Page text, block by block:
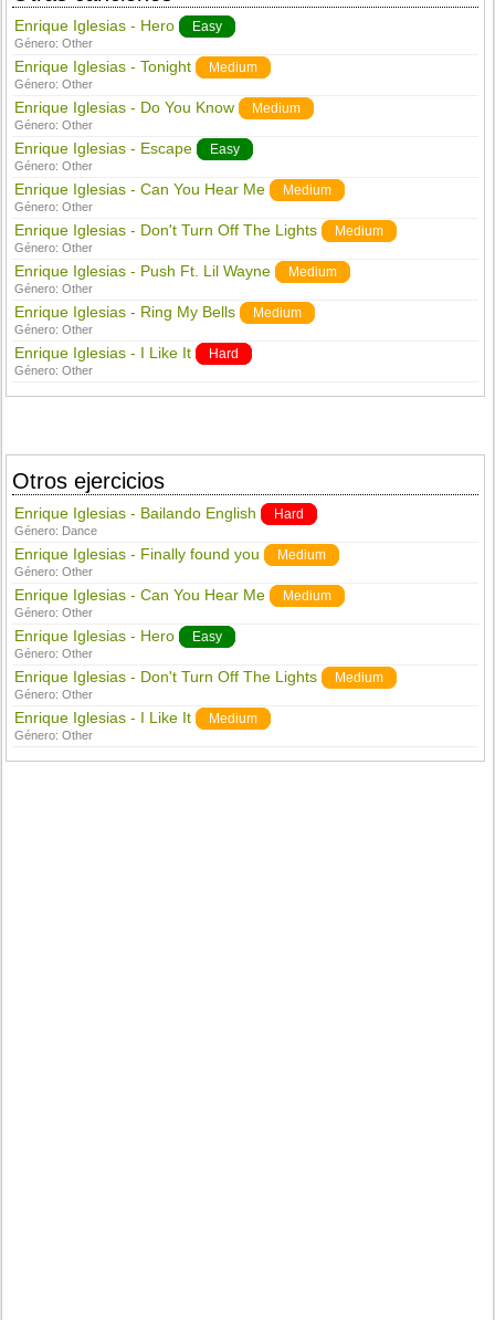
Enrique Iglesias - Hero Easy
Género:Other
Enrique Iglesias - Tonight Medium
Género:Other
Enrique Iglesias - Do You Know Medium
Género:Other
Enrique Iglesias - Escape Easy
Género:Other
Enrique Iglesias - Can You Hear Me Medium
Género:Other
Enrique Iglesias - Don't Turn Off The Lights Medium
Género:Other
Enrique Iglesias - Push Ft. Lil Wayne Medium
Género:Other
Enrique Iglesias - Ring My Bells Medium
Género:Other
Enrique Iglesias - I Like It Hard
Género:Other
Otros ejercicios
Enrique Iglesias - Bailando English Hard
Género: Dance
Enrique Iglesias - Finally found you Medium
Género:Other
Enrique Iglesias - Can You Hear Me Medium
Género:Other
Enrique Iglesias - Hero Easy
Género:Other
Enrique Iglesias - Don't Turn Off The Lights Medium
Género:Other
Enrique Iglesias - I Like It Medium
Género:Other